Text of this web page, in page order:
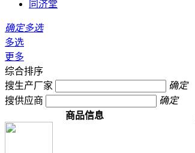
同济堂
确定多选
多选
更多
综合排序
搜生产厂家
确定
搜供应商
确定
商品信息